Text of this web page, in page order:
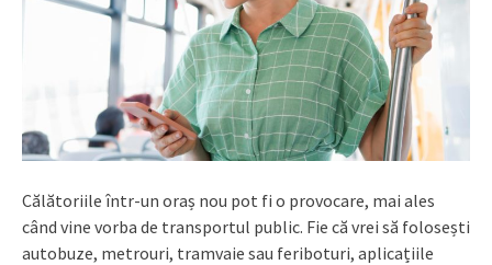
Călătoriile într-un oraș nou pot fi o provocare, mai ales
când vine vorba de transportul public. Fie că vrei să folosești
autobuze, metrouri, tramvaie sau feriboturi, aplicațiile